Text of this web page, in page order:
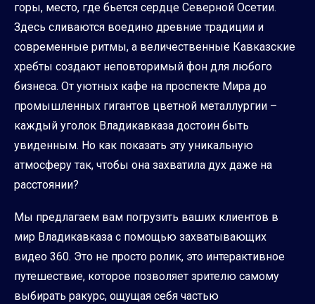
горы, место, где бьется сердце Северной Осетии.
Здесь сливаются воедино древние традиции и
современные ритмы, а величественные Кавказские
хребты создают неповторимый фон для любого
бизнеса. От уютных кафе на проспекте Мира до
промышленных гигантов цветной металлургии –
каждый уголок Владикавказа достоин быть
увиденным. Но как показать эту уникальную
атмосферу так, чтобы она захватила дух даже на
расстоянии?
Мы предлагаем вам погрузить ваших клиентов в
мир Владикавказа с помощью захватывающих
видео 360. Это не просто ролик, это интерактивное
путешествие, которое позволяет зрителю самому
выбирать ракурс, ощущая себя частью